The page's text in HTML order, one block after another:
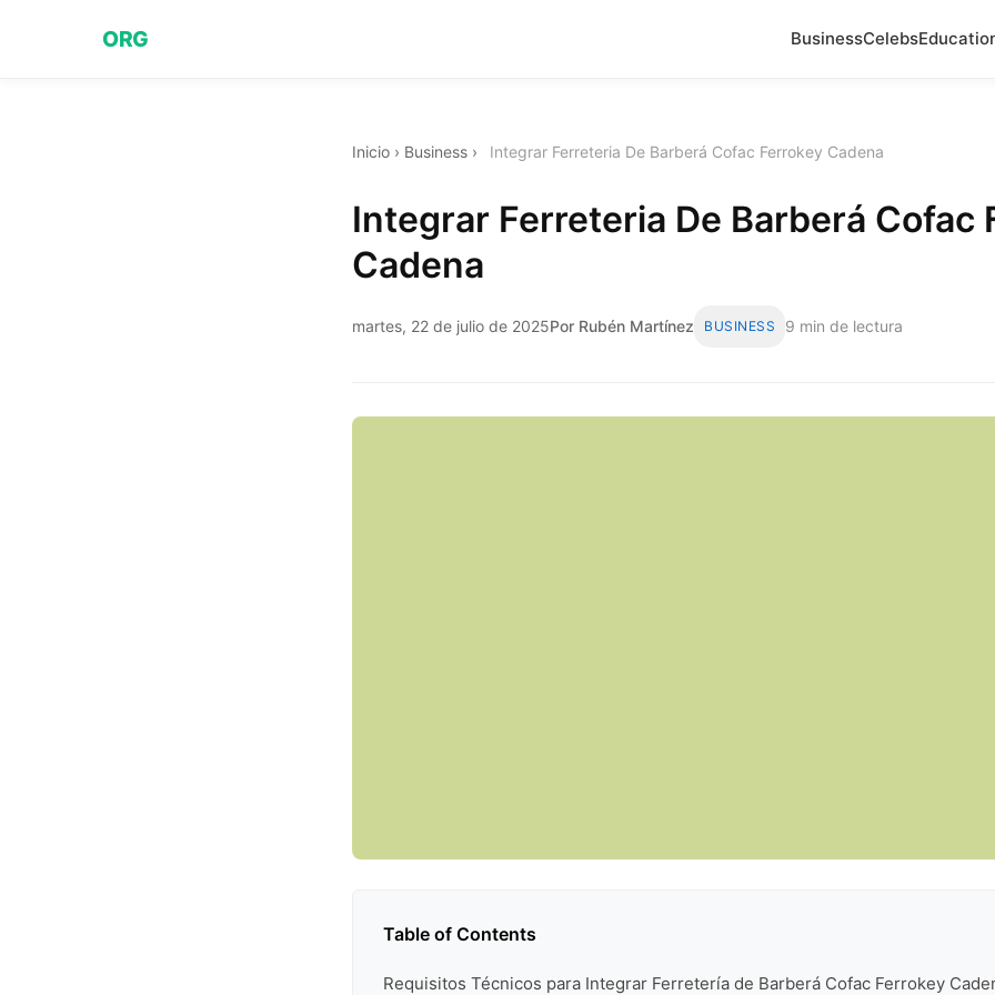
ORG BusinessCelebs
Inicio › Business › Integrar Ferreteria De Barberá Cofac Ferrokey Cadena
Integrar Ferreteria De Barberá Cofac
Cadena
martes, 22 de julio de 2025Por Rubén Martínez BUSINESS 9 min de lectura
Table of Contents
Requisitos Técnicos para Integrar Ferretería de Barberá Cofac Ferrokey